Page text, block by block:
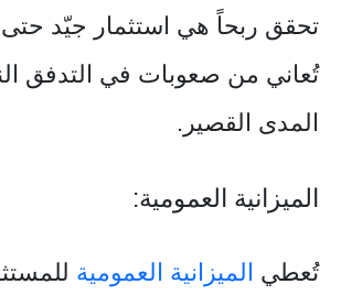
تحقق ربحاً هي استثمار جيّد
تُعاني من صعوبات في التدفق
المدى القصير.
الميزانية العمومية:
تُعطي الميزانية العمومية